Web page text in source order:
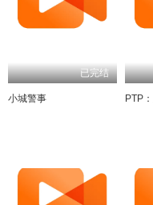
已完结
小城警事 PTP